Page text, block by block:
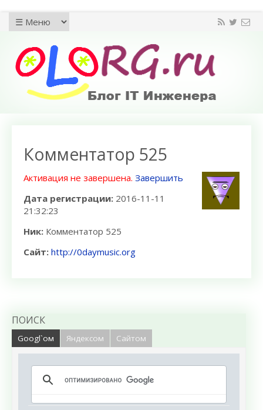
Комментатор 525
Активация не завершена. Завершить
Дата регистрации: 2016-11-11
21:32:23
Ник: Комментатор 525
Сайт: http://0daymusic.org
ПОИСК
Googl`ом Яндексом Сайтом